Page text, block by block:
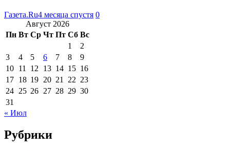
Газета.Ru4 месяца спустя 0
Август 2026
Пн Вт Ср Чт Пт Сб Вс
1
2
3
4 5 6 7 8
9
10 11 12 13 14 15 16
17 18 19 20 21 22 23
24 25 26 27 28 29 30
31
« Июл
Рубрики